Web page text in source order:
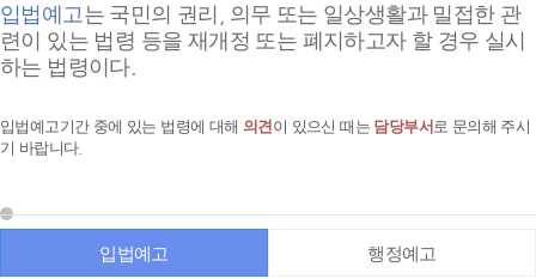
입법예고는 국민의 권리, 의무 또는 일상생활과 밀접한 관
련이 있는 법령 등을 재개정 또는 폐지하고자 할 경우 실시
하는 법령이다.
입법예고기간 중에 있는 법령에 대해 의견이 있으신 때는 담당부서 로 문의해 주시
기 바랍니다.
입법예고 행정예고